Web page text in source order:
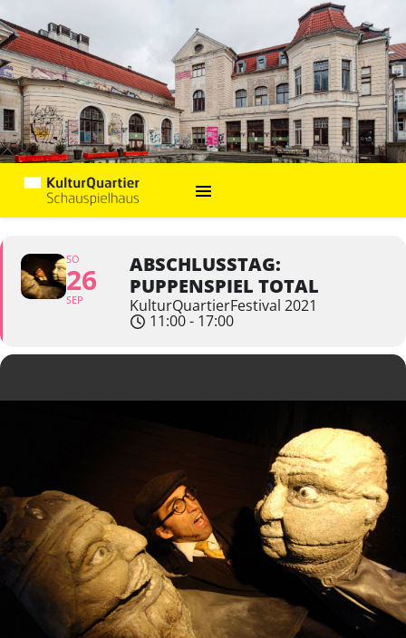
SO
26
SEP
ABSCHLUSSTAG:
PUPPENSPIEL TOTAL
KulturQuartierFestival 2021
11:00 - 17:00